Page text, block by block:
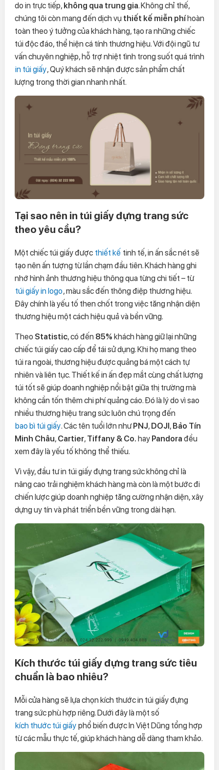
do in trực tiếp, không qua trung gia. Không chỉ thế,
chúng tôi còn mang đến dịch vụ thiết kế miễn phíhoàn
toàn theo ý tưởng của khách hàng, tạo ra những chiếc
túi độc đáo, thể hiện cá tính thương hiệu. Với đội ngũ tư
vấn chuyên nghiệp, hỗ trợ nhiệt tình trong suốt quá trình
in túi giấy, Quý khách sẽ nhận được sản phẩm chất
lượng trong thời gian nhanh nhất.
Tại sao nên in túi giấy đựng trang sức
theo yêu cầu?
Một chiếc túi giấy được thiết kế tinh tế, in ấn sắc nét sẽ
tạo nên ấn tượng từ lần chạm đầu tiên. Khách hàng ghi
nhớ hình ảnh thương hiệu thông qua từng chi tiết – từ
túi giấy in logo, màu sắc đến thông điệp thương hiệu.
Đây chính là yếu tố then chốt trong việc tăng nhận diện
thương hiệu một cách hiệu quả và bền vững.
Theo Statistic, có đến 85% khách hàng giữ lại những
chiếc túi giấy cao cấp để tái sử dụng. Khi họ mang theo
túi ra ngoài, thương hiệu được quảng bá một cách tự
nhiên và liên tục. Thiết kế in ấn đẹp mắt cùng chất lượng
túi tốt sẽ giúp doanh nghiệp nổi bật giữa thị trường mà
không cần tốn thêm chi phí quảng cáo. Đó là lý do vì sao
nhiều thương hiệu trang sức luôn chú trọng đến
bao bì túi giấy. Các tên tuổi lớn như PNJ, DOJI, Bảo Tín
Minh Châu, Cartier, Tiffany & Co. hay Pandora đều
xem đây là yếu tố không thể thiếu.
Vì vậy, đầu tư in túi giấy đựng trang sức không chỉ là
nâng cao trải nghiệm khách hàng mà còn là một bước đi
chiến lược giúp doanh nghiệp tăng cường nhận diện, xây
dựng uy tín và phát triển bền vững trong dài hạn.
Kích thước túi giấy đựng trang sức tiêu
chuẩn là bao nhiêu?
Mỗi cửa hàng sẽ lựa chọn kích thước in túi giấy đựng
trang sức phù hợp riêng. Dưới đây là một số
kích thước túi giấy phổ biến được In Việt Dũng tổng hợp
từ các mẫu thực tế, giúp khách hàng dễ dàng tham khảo.